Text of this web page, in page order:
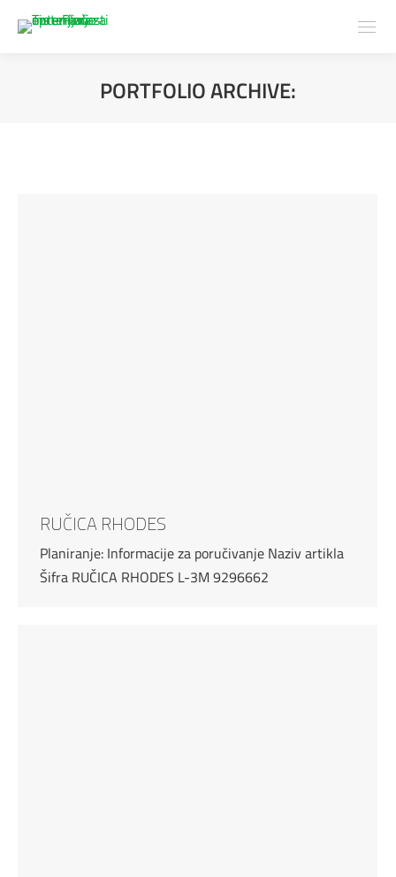
PORTFOLIO ARCHIVE:
RUČICA RHODES
Planiranje: Informacije za poručivanje Naziv artikla
Šifra RUČICA RHODES L-3M 9296662